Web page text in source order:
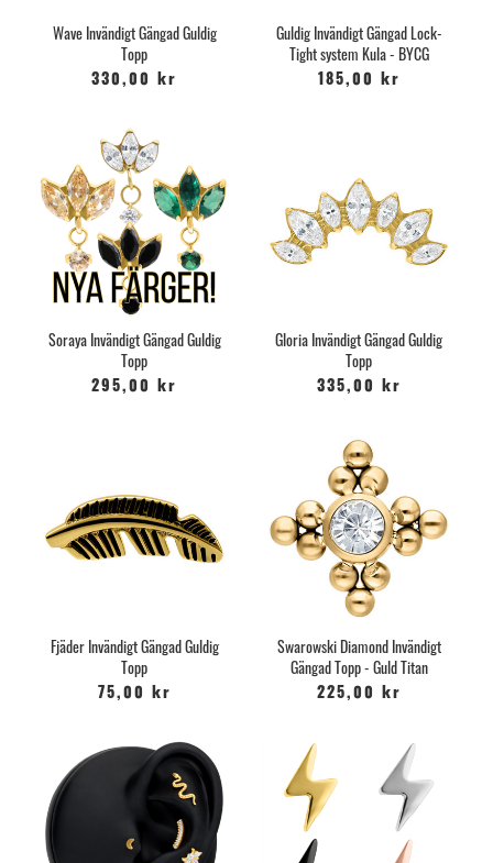
Wave Invändigt Gängad Guldig
Topp
330,00 kr
Guldig Invändigt Gängad Lock-
Tight system Kula - BYCG
185,00 kr
Soraya Invändigt Gängad Guldig
Topp
295,00 kr
Gloria Invändigt Gängad Guldig
Topp
335,00 kr
Fjäder Invändigt Gängad Guldig
Topp
75,00 kr
Swarowski Diamond Invändigt
Gängad Topp - Guld Titan
225,00 kr